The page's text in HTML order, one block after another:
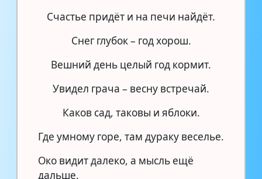
Счастье придёт и на печи найдёт.
Снег глубок – год хорош.
Вешний день целый год кормит.
Увидел грача – весну встречай.
Каков сад, таковы и яблоки.
Где умному горе, там дураку веселье.
Око видит далеко, а мысль ещё
дальше.